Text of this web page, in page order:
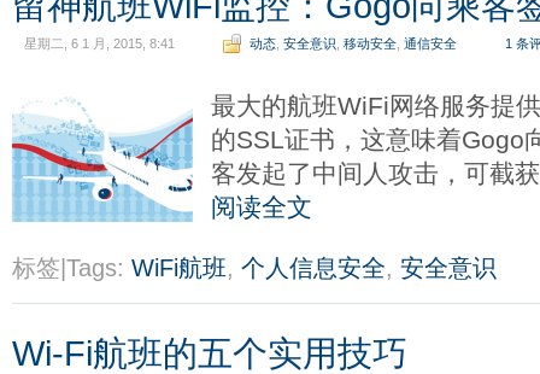
星期二, 6 1 月, 2015, 8:41 动态 安全意识 移动安全 通信安全 1 条
最大的航班WiFi网络服务提
的SSL证书，这意味着Gogo
客发起了中间人攻击，可截
阅读全文
标签|Tags: WiFi航班, 个人信息安全, 安全意识
Wi-Fi航班的五个实用技巧